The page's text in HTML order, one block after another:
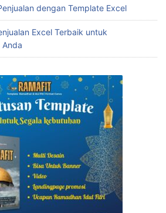
dengan Template Excel
Excel Terbaik untuk
Anda